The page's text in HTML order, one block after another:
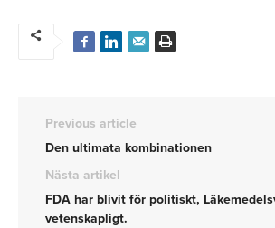
Previous article
Den ultimata kombinationen
Nästa artikel
FDA har blivit för politiskt,
vetenskapligt.